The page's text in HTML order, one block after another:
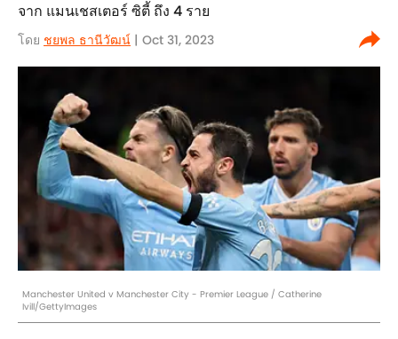
จาก แมนเชสเตอร์ ซิตี้ ถึง 4 ราย
โดย ชยพล ธานีวัฒน์ | Oct 31, 2023
Manchester United v Manchester City - Premier League / Catherine
Ivill/GettyImages